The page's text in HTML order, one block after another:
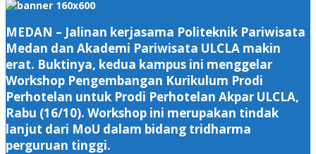
MEDAN – Jalinan kerjasama Politeknik Pariwisata
Medan dan Akademi Pariwisata ULCLA makin
erat. Buktinya, kedua kampus ini menggelar
Workshop Pengembangan Kurikulum Prodi
Perhotelan untuk Prodi Perhotelan Akpar ULCLA,
Rabu (16/10). Workshop ini merupakan tindak
lanjut dari MoU dalam bidang tridharma
perguruan tinggi.